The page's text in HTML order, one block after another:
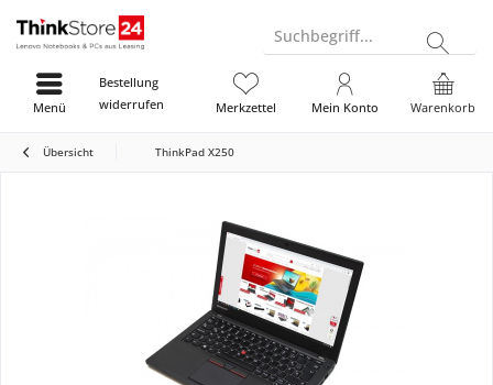
Suchbegriff...
Bestellung
widerrufen
Warenkorb
Merkzettel Mein Konto
Menü
Übersicht ThinkPad X250